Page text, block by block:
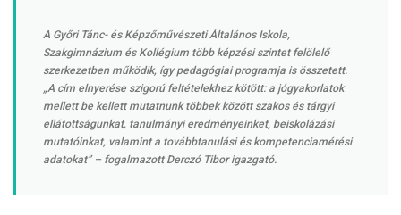
A Győri Tánc- és Képzőművészeti Általános Iskola,
Szakgimnázium és Kollégium több képzési szintet felölelő
szerkezetben működik, így pedagógiai programja is összetett.
„A cím elnyerése szigorú feltételekhez kötött: a jógyakorlatok
mellett be kellett mutatnunk többek között szakos és tárgyi
ellátottságunkat, tanulmányi eredményeinket, beiskolázási
mutatóinkat, valamint a továbbtanulási és kompetenciamérési
adatokat” – fogalmazott Derczó Tibor igazgató.